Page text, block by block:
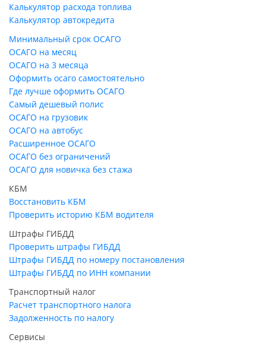
Калькулятор расхода топлива
Калькулятор автокредита
Минимальный срок ОСАГО
ОСАГО на месяц
ОСАГО на 3 месяца
Оформить осаго самостоятельно
Где лучше оформить ОСАГО
Самый дешевый полис
ОСАГО на грузовик
ОСАГО на автобус
Расширенное ОСАГО
ОСАГО без ограничений
ОСАГО для новичка без стажа
КБМ
Восстановить КБМ
Проверить историю КБМ водителя
Штрафы ГИБДД
Проверить штрафы ГИБДД
Штрафы ГИБДД по номеру постановления
Штрафы ГИБДД по ИНН компании
Транспортный налог
Расчет транспортного налога
Задолженность по налогу
Сервисы